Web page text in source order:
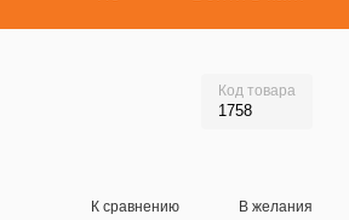
Код товара
1758
К сравнению В желания